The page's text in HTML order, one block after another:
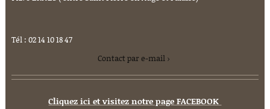
Tél : 02 14 10 18 47
Contact par e-mail
Cliquez ici et visitez notre page FACEBOOK